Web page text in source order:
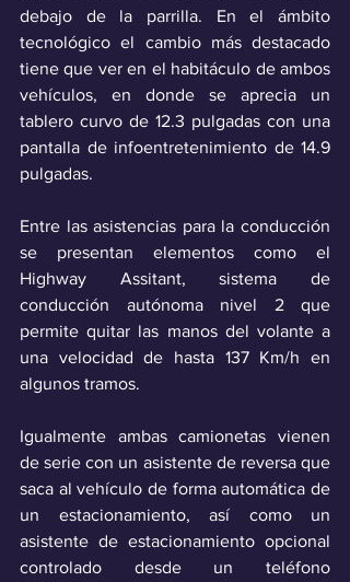
debajo de la parrilla. En el ámbito
tecnológico el cambio más destacado
tiene que ver en el habitáculo de ambos
vehículos, en donde se aprecia un
tablero curvo de 12.3 pulgadas con una
pantalla de infoentretenimiento de 14.9
pulgadas.
Entre las asistencias para la conducción
se presentan elementos como el
Highway Assitant, sistema de
conducción autónoma nivel 2 que
permite quitar las manos del volante a
una velocidad de hasta 137 Km/h en
algunos tramos.
Igualmente ambas camionetas vienen
de serie con un asistente de reversa que
saca al vehículo de forma automática de
un estacionamiento, así como un
asistente de estacionamiento opcional
controlado desde un teléfono